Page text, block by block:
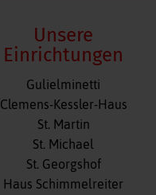
Unsere
Einrichtungen
Navigation
überspringen
Gulielminetti
Clemens-Kessler-Haus
St. Martin
St. Michael
St. Georgshof
Haus Schimmelreiter